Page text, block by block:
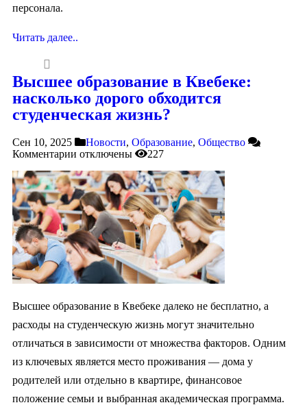
персонала.
Читать далее..
Высшее образование в Квебеке:
насколько дорого обходится
студенческая жизнь?
Сен 10, 2025 Новости, Образование, Общество
Комментарии отключены 227
Высшее образование в Квебеке далеко не бесплатно, а
расходы на студенческую жизнь могут значительно
отличаться в зависимости от множества факторов. Одним
из ключевых является место проживания — дома у
родителей или отдельно в квартире, финансовое
положение семьи и выбранная академическая программа.